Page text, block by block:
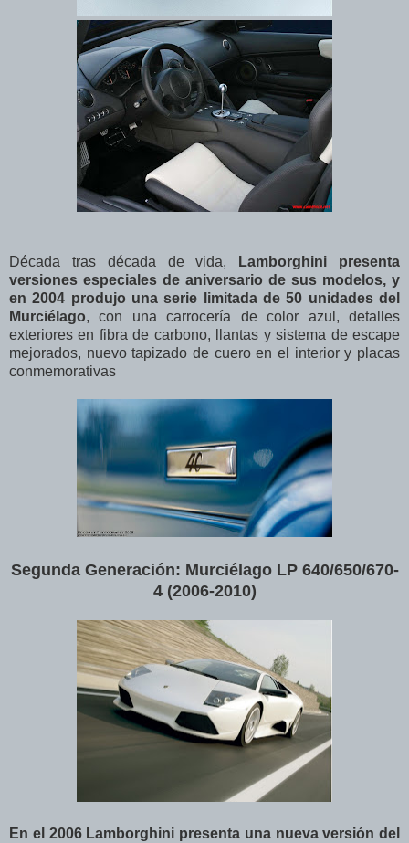
Década tras década de vida,
Lamborghini presenta
versiones especiales de aniversario de sus modelos, y
en 2004 produjo una serie limitada de 50 unidades del
Murciélago, con una carrocería de color azul, detalles
exteriores en fibra de carbono, llantas y sistema de escape
mejorados, nuevo tapizado de cuero en el interior y placas
conmemorativas
Segunda Generación: Murciélago LP 640/650/670-
4 (2006-2010)
En el 2006 Lamborghini presenta una nueva versión del